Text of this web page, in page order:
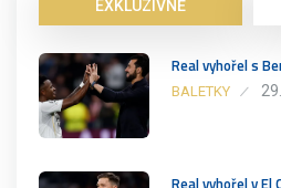
EXKLUZIVNĚ
Real vyhořel s
BALETKY
Real vyhořel v El